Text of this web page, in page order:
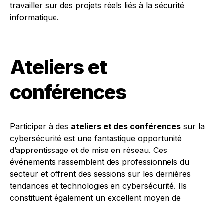
travailler sur des projets réels liés à la sécurité
informatique.
Ateliers et
conférences
Participer à des ateliers et des conférences sur la
cybersécurité est une fantastique opportunité
d’apprentissage et de mise en réseau. Ces
événements rassemblent des professionnels du
secteur et offrent des sessions sur les dernières
tendances et technologies en cybersécurité. Ils
constituent également un excellent moyen de